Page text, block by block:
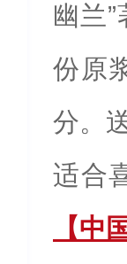
幽兰
份原
分。
适合
【中